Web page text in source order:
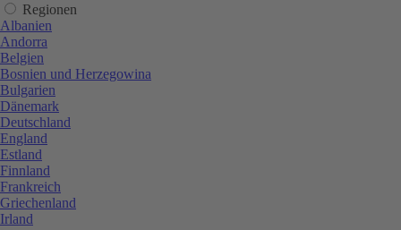
Regionen
Albanien
Andorra
Belgien
Bosnien und Herzegowina
Bulgarien
Dänemark
Deutschland
England
Estland
Finnland
Frankreich
Griechenland
Irland